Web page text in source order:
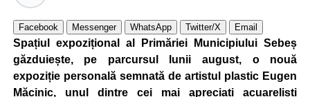
îndrumarea unor profesori și mentori.
Facebook Messenger WhatsApp Twitter/X Email
Spațiul expozițional al Primăriei Municipiului Sebeș
găzduiește, pe parcursul lunii august, o nouă
expoziție personală semnată de artistul plastic Eugen
Măcinic, unul dintre cei mai apreciați acuareliști